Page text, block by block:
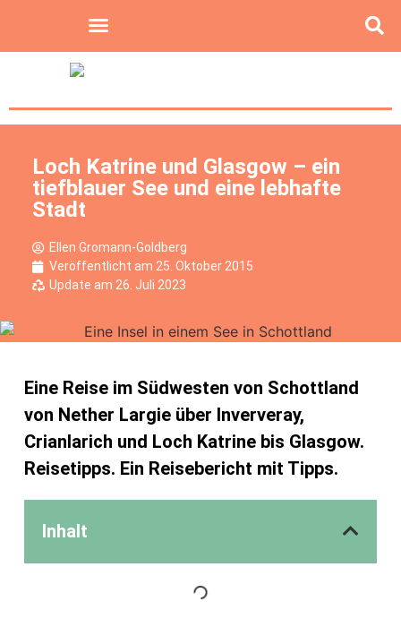
Loch Katrine und Glasgow – ein
tiefblauer See und eine lebhafte
Stadt
Ellen Gromann-Goldberg
Veröffentlicht am 25. Oktober 2015
Update am 26. Juli 2023
Eine Reise im Südwesten von Schottland
von Nether Largie über Inververay,
Crianlarich und Loch Katrine bis Glasgow.
Reisetipps. Ein Reisebericht mit Tipps.
Inhalt